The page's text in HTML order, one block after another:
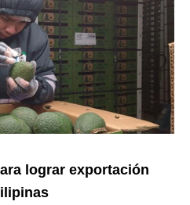
lograr exportación